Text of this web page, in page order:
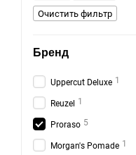
Очистить фильтр
Бренд
Uppercut Deluxe 1
Reuzel 1
Proraso 5
Morgan's Pomade 1